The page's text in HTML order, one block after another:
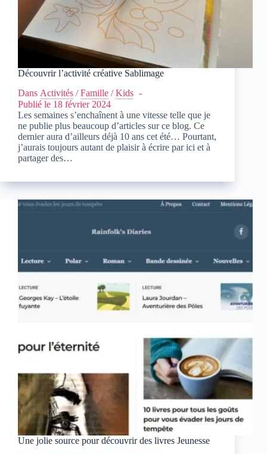
Découvrir l’activité créative Sablimage
Dans Activités /Famille /Kids
Publié le 18 février 2024
Les semaines s’enchaînent à une vitesse telle que je
ne publie plus beaucoup d’articles sur ce blog. Ce
dernier aura d’ailleurs déjà 10 ans cet été… Pourtant,
j’aurais toujours autant de plaisir à écrire par ici et à
partager des…
Une jolie source pour découvrir des livres Jeunesse